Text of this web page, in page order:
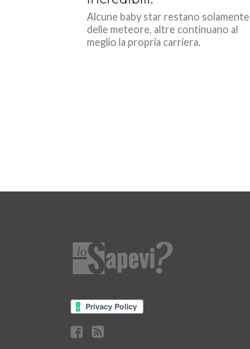
Alcune baby star restano solamente
delle meteore, altre continuano al
meglio la propria carriera.